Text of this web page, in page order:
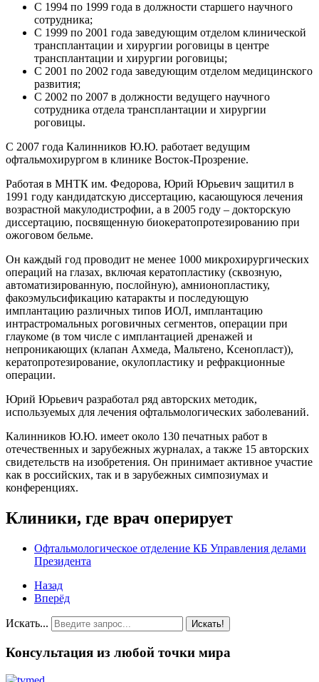
С 1994 по 1999 года в должности старшего научного
сотрудника;
С 1999 по 2001 года заведующим отделом клинической
трансплантации и хирургии роговицы в центре
трансплантации и хирургии роговицы;
С 2001 по 2002 года заведующим отделом медицинского
развития;
С 2002 по 2007 в должности ведущего научного
сотрудника отдела трансплантации и хирургии
роговицы.
С 2007 года Калинников Ю.Ю. работает ведущим
офтальмохирургом в клинике Восток-Прозрение.
Работая в МНТК им. Федорова, Юрий Юрьевич защитил в
1991 году кандидатскую диссертацию, касающуюся лечения
возрастной макулодистрофии, а в 2005 году – докторскую
диссертацию, посвященную биокератопротезированию при
ожоговом бельме.
Он каждый год проводит не менее 1000 микрохирургических
операций на глазах, включая кератопластику (сквозную,
автоматизированную, послойную), амнионопластику,
факоэмульсификацию катаракты и последующую
имплантацию различных типов ИОЛ, имплантацию
интрастромальных роговичных сегментов, операции при
глаукоме (в том числе с имплантацией дренажей и
непроникающих (клапан Ахмеда, Мальтено, Ксенопласт)),
кератопротезирование, окулопластику и рефракционные
операции.
Юрий Юрьевич разработал ряд авторских методик,
используемых для лечения офтальмологических заболеваний.
Калинников Ю.Ю. имеет около 130 печатных работ в
отечественных и зарубежных журналах, а также 15 авторских
свидетельств на изобретения. Он принимает активное участие
как в российских, так и в зарубежных симпозиумах и
конференциях.
Клиники, где врач оперирует
Офтальмологическое отделение КБ Управления делами
Президента
Назад
Вперёд
Искать... Искать!
Консультация из любой точки мира